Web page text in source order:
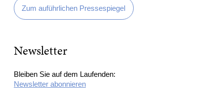
Zum auführlichen Pressespiegel
Newsletter
Bleiben Sie auf dem Laufenden:
Newsletter abonnieren